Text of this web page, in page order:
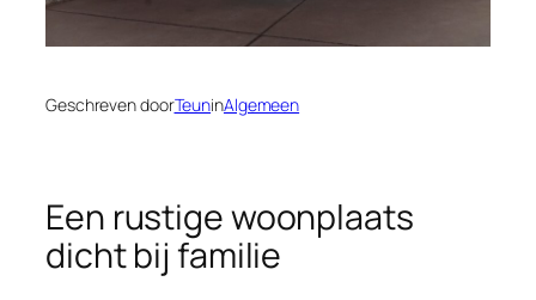
Geschreven doorTeuninAlgemeen
Een rustige woonplaats
dicht bij familie